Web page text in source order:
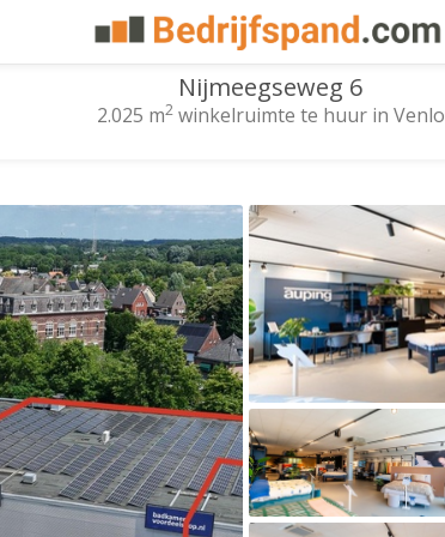
Nijmeegseweg 6
2.025 m2winkelruimte te huur in Venlo